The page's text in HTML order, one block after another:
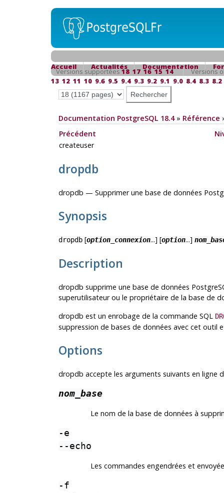
Accueil Actualités Documentation
Versions supportées18 17 16 15 14
Versions
13 12 11 10 9.6 9.5 9.4 9.3 9.2 9.1 9.0 8.4 8.3 8.2
Documentation PostgreSQL 18.4» Référence
Précédent
createuser
dropdb
dropdb — Supprimer une base de données
Synopsis
dropdb[option_connexion...] [option...]
Description
dropdb supprime une base de données
superutilisateur ou le propriétaire de la base de
dropdb est un enrobage de la commande SQL
suppression de bases de données avec cet outil
Options
dropdb accepte les arguments suivants en ligne
nom_base
Le nom de la base de données à
-e
--echo
Les commandes engendrées et
-f